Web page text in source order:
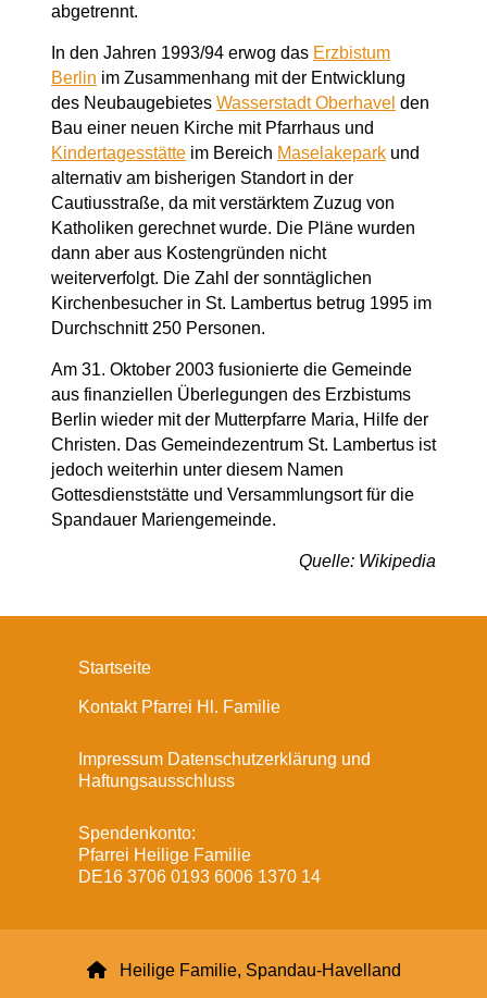
abgetrennt.
In den Jahren 1993/94 erwog das Erzbistum
Berlin im Zusammenhang mit der Entwicklung
des Neubaugebietes Wasserstadt Oberhavel den
Bau einer neuen Kirche mit Pfarrhaus und
Kindertagesstätte im Bereich Maselakepark und
alternativ am bisherigen Standort in der
Cautiusstraße, da mit verstärktem Zuzug von
Katholiken gerechnet wurde. Die Pläne wurden
dann aber aus Kostengründen nicht
weiterverfolgt. Die Zahl der sonntäglichen
Kirchenbesucher in St. Lambertus betrug 1995 im
Durchschnitt 250 Personen.
Am 31. Oktober 2003 fusionierte die Gemeinde
aus finanziellen Überlegungen des Erzbistums
Berlin wieder mit der Mutterpfarre Maria, Hilfe der
Christen. Das Gemeindezentrum St. Lambertus ist
jedoch weiterhin unter diesem Namen
Gottesdienststätte und Versammlungsort für die
Spandauer Mariengemeinde.
Quelle: Wikipedia
Startseite
Kontakt Pfarrei Hl. Familie
Impressum Datenschutzerklärung und
Haftungsausschluss
Spendenkonto:
Pfarrei Heilige Familie
DE16 3706 0193 6006 1370 14
Heilige Familie, Spandau-Havelland